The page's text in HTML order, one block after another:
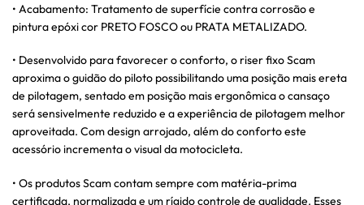
• Acabamento: Tratamento de superfície contra corrosão e
pintura epóxi cor PRETO FOSCO ou PRATA METALIZADO.
• Desenvolvido para favorecer o conforto, o riser fixo Scam
aproxima o guidão do piloto possibilitando uma posição mais ereta
de pilotagem, sentado em posição mais ergonômica o cansaço
será sensivelmente reduzido e a experiência de pilotagem melhor
aproveitada. Com design arrojado, além do conforto este
acessório incrementa o visual da motocicleta.
• Os produtos Scam contam sempre com matéria-prima
certificada, normalizada e um rígido controle de qualidade. Esses